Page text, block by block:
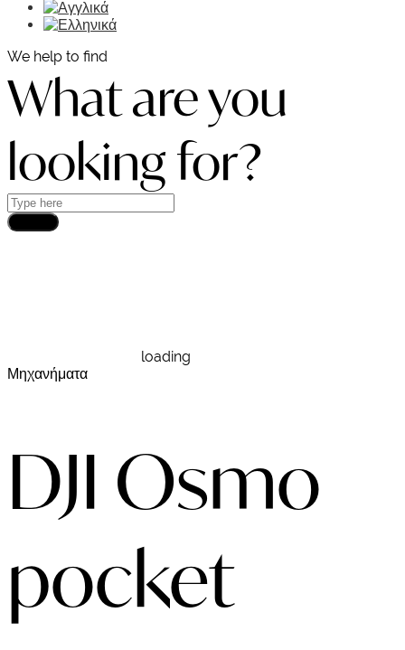
We help to find
What are you
looking for?
loading
Μηχανήματα
DJI Osmo
pocket